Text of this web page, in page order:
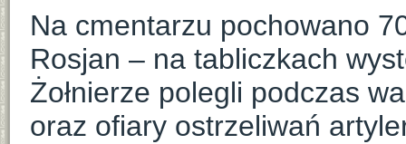
Na cmentarzu pochowano
Rosjan – na tabliczkach
Żołnierze polegli podczas
oraz ofiary ostrzeliwań